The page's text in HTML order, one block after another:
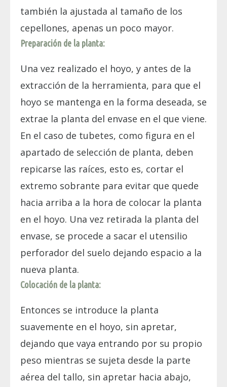
también la ajustada al tamaño de los
cepellones, apenas un poco mayor.
Preparación de la planta:
Una vez realizado el hoyo, y antes de la
extracción de la herramienta, para que el
hoyo se mantenga en la forma deseada, se
extrae la planta del envase en el que viene.
En el caso de tubetes, como figura en el
apartado de selección de planta, deben
repicarse las raíces, esto es, cortar el
extremo sobrante para evitar que quede
hacia arriba a la hora de colocar la planta
en el hoyo. Una vez retirada la planta del
envase, se procede a sacar el utensilio
perforador del suelo dejando espacio a la
nueva planta.
Colocación de la planta:
Entonces se introduce la planta
suavemente en el hoyo, sin apretar,
dejando que vaya entrando por su propio
peso mientras se sujeta desde la parte
aérea del tallo, sin apretar hacia abajo,